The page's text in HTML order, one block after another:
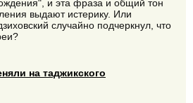
и эта фраза и общий тон
выдают истерику. Или
случайно подчеркнул, что
на таджикского